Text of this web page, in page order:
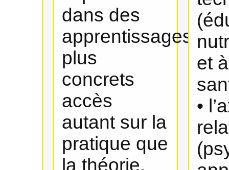
dans des
apprentissages
plus
concrets
accès
autant sur la
pratique que
la théorie.
et
•